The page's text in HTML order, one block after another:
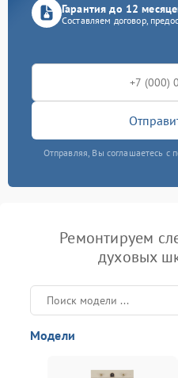
Гарантия до 12
Составляем договор,
Отправляя, Вы соглашаетесь с
Ремонтируем
духовых
Модели